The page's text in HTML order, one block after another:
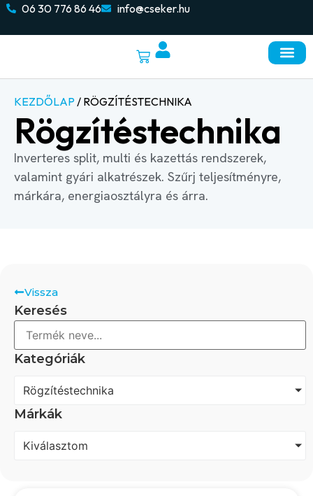
06 30 776 86 46 info@cseker.hu
KEZDŐLAP / RÖGZÍTÉSTECHNIKA
Rögzítéstechnika
Inverteres split, multi és kazettás rendszerek,
valamint gyári alkatrészek. Szűrj teljesítményre,
márkára, energiaosztályra és árra.
Vissza
Keresés
Kategóriák
Rögzítéstechnika
Márkák
Kiválasztom